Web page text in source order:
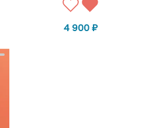
4 900 ₽